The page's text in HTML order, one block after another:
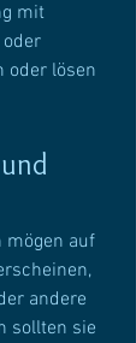
mit
oder lösen
mögen auf
andere
sollten sie